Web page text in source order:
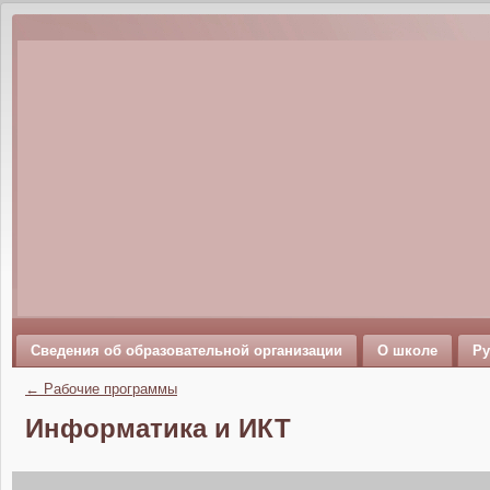
Сведения об образовательной организации О школе
← Рабочие программы
Информатика и ИКТ